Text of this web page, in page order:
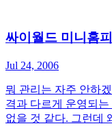
싸이월드 미니홈
Jul 24, 2006
뭐 관리는 자주 안하
격과 다르게 운영되
없을 것 같다. 그런데